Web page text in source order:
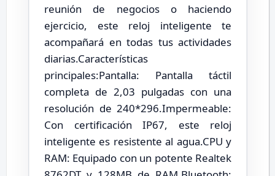
reunión de negocios o haciendo
ejercicio, este reloj inteligente te
acompañará en todas tus actividades
diarias.Características
principales:Pantalla: Pantalla táctil
completa de 2,03 pulgadas con una
resolución de 240*296.Impermeable:
Con certificación IP67, este reloj
inteligente es resistente al agua.CPU y
RAM: Equipado con un potente Realtek